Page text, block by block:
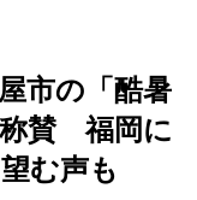
市の「酷暑
称賛 福岡に
む声も